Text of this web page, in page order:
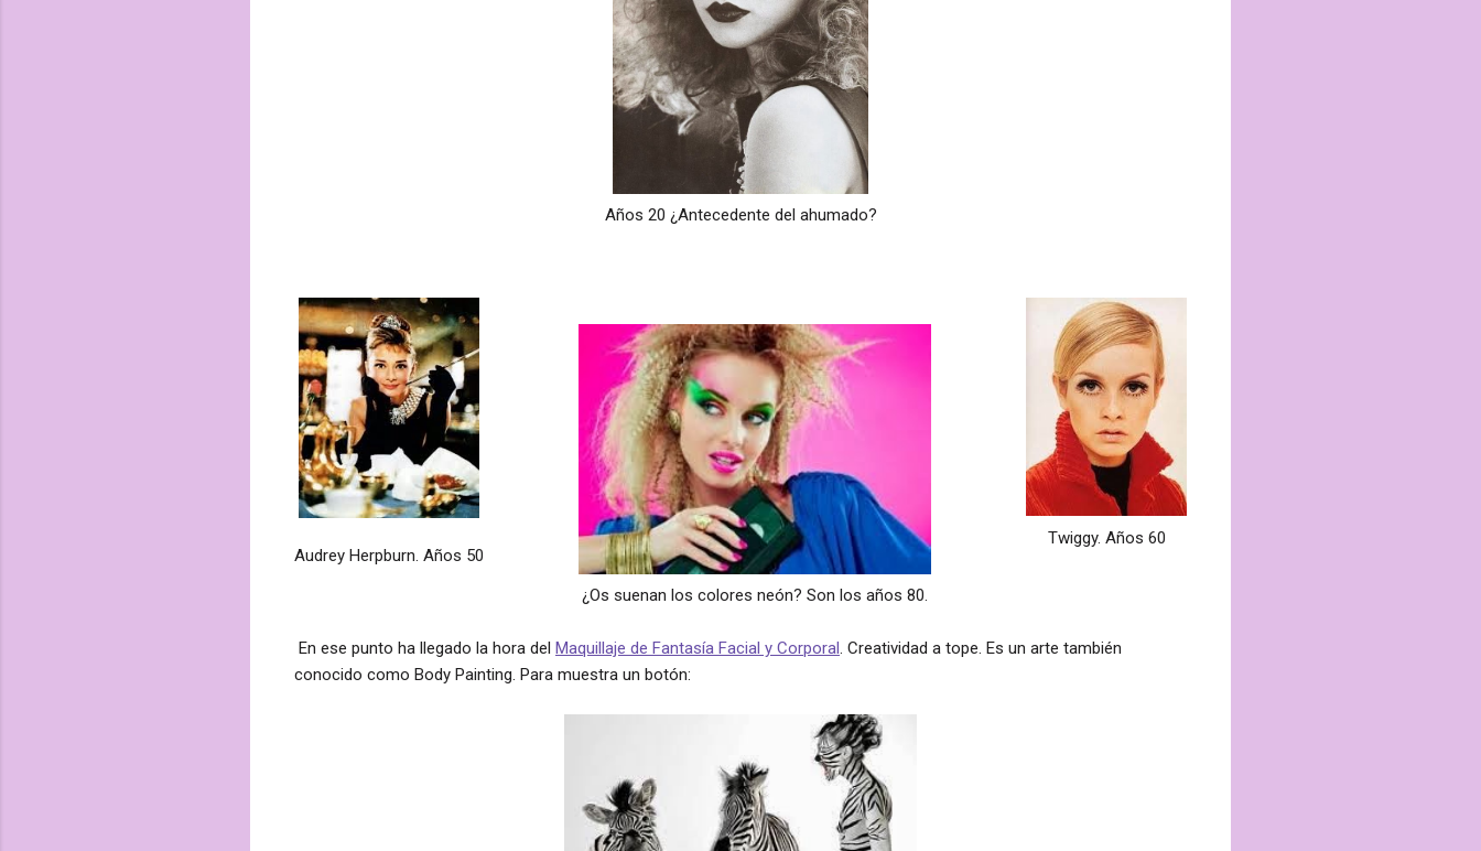
Años 20 ¿Antecedente del ahumado?
Audrey Herpburn. Años 50
Twiggy. Años 60
¿Os suenan los colores neón? Son los años 80.
En ese punto ha llegado la hora del Maquillaje de Fantasía Facial y Corporal . Creatividad a tope. Es un arte también
conocido como Body Painting. Para muestra un botón: